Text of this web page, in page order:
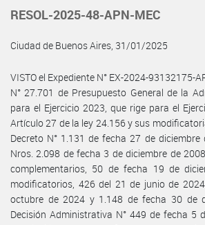
RESOL-2025-48-APN-MEC
Ciudad de Buenos Aires, 31/01/2025
VISTO el Expediente N° EX-2024-93132175-
N° 27.701 de Presupuesto General de la
para el Ejercicio 2023, que rige para el
Artículo 27 de la ley 24.156 y sus
Decreto N° 1.131 de fecha 27 de
Nros. 2.098 de fecha 3 de diciembre de
complementarios, 50 de fecha 19 de
modificatorios, 426 del 21 de junio de
octubre de 2024 y 1.148 de fecha 30 de
Decisión Administrativa N° 449 de fecha 5